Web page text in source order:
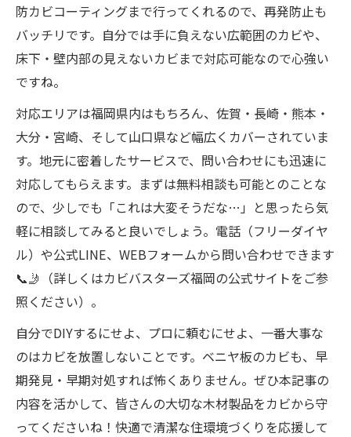
防カビコーティングまで行ってくれるので、再発防止も
バッチリです。自分では手に負えない広範囲のカビや、
床下・壁内部の見えないカビまで対応可能なので心強い
ですね。
対応エリアは福岡県内はもちろん、佐賀・長崎・熊本・
大分・宮崎、そして山口県など幅広くカバーされていま
す。地元に密着したサービスで、問い合わせにも迅速に
対応してもらえます。まずは無料相談も可能とのことな
ので、少しでも「これは大変そうだな…」と思ったら気
軽に相談してみると良いでしょう。電話（フリーダイヤ
ル）や公式LINE、WEBフォームから問い合わせできます
📞🤳（詳しくはカビバスターズ福岡の公式サイトをご参
照ください）。
自分でDIYするにせよ、プロに頼むにせよ、一番大事な
のはカビを放置しないことです。ベニヤ板のカビも、早
期発見・早期対処すれば怖くありません。ぜひ本記事の
内容を活かして、皆さんの大切な木材製品をカビから守
ってくださいね！快適で清潔な住環境づくりを応援して